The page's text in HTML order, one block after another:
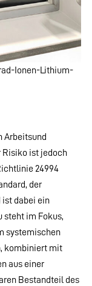
Ionen-Lithium-
Arbeitsund
Risiko ist jedoch
24994
der
ist dabei ein
steht im Fokus,
systemischen
kombiniert mit
aus einer
Bestandteil des